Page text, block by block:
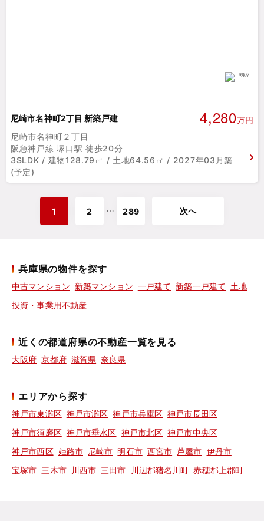
尼崎市名神町2丁目 新築戸建 4,280万円
尼崎市名神町２丁目
阪急神戸線 塚口駅 徒歩20分
3SLDK / 建物128.79㎡ / 土地64.56㎡ / 2027年03月築
(予定)
1 2 ⋯ 289 次へ
兵庫県の物件を探す
中古マンション 新築マンション 一戸建て 新築一戸建て 土地
投資・事業用不動産
近くの都道府県の不動産一覧を見る
大阪府 京都府 滋賀県 奈良県
エリアから探す
神戸市東灘区 神戸市灘区 神戸市兵庫区 神戸市長田区
神戸市須磨区 神戸市垂水区 神戸市北区 神戸市中央区
神戸市西区 姫路市 尼崎市 明石市 西宮市 芦屋市 伊丹市
宝塚市 三木市 川西市 三田市 川辺郡猪名川町 赤穂郡上郡町